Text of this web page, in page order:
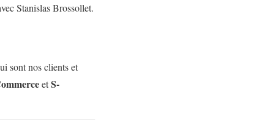
Stanislas Brossollet.
sont nos clients et
etS-